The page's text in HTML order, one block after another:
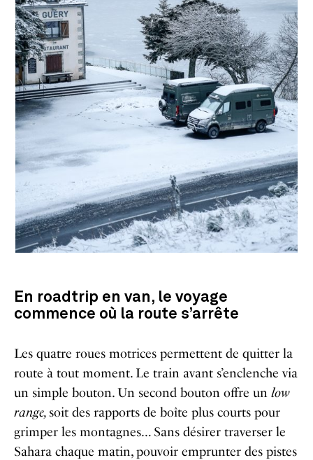
En roadtrip en van, le voyage
commence où la route s’arrête
Les quatre roues motrices permettent de quitter la
route à tout moment. Le train avant s’enclenche via
un simple bouton. Un second bouton offre un low
range, soit des rapports de boîte plus courts pour
grimper les montagnes… Sans désirer traverser le
Sahara chaque matin, pouvoir emprunter des pistes